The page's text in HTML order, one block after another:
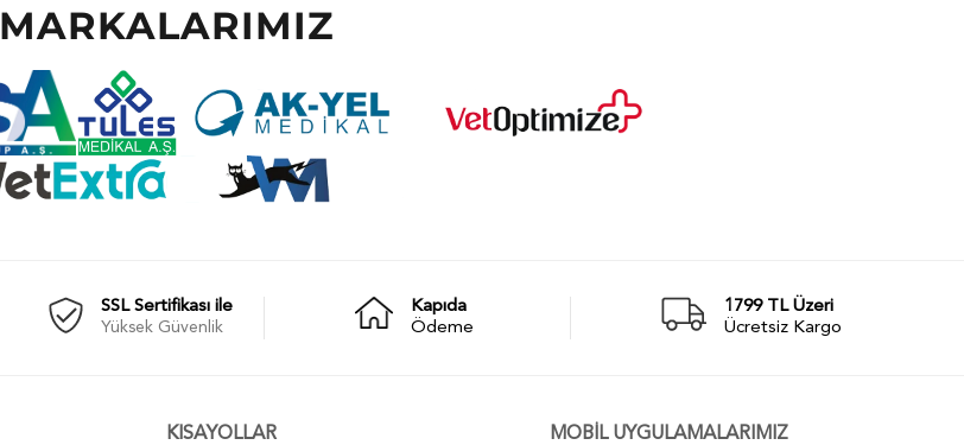
MARKALARIMIZ
SSL Sertifikası ile
Yüksek Güvenlik
Kapıda
Ödeme
1799 TL Üzeri
Ücretsiz Kargo
KISAYOLLAR MOBİL UYGULAMALARIMIZ